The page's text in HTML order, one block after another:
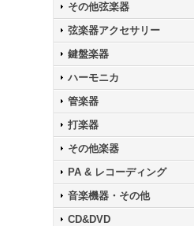
その他弦楽器
弦楽器アクセサリー
鍵盤楽器
ハーモニカ
管楽器
打楽器
その他楽器
PA & レコーディング
音楽機器・その他
CD&DVD